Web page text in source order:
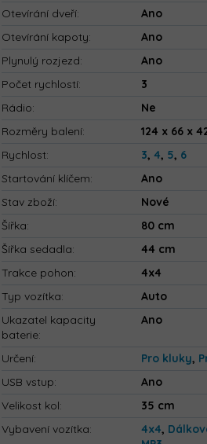
Otevírání dveří:
Ano
Otevírání kapoty:
Ano
Plynulý rozjezd:
Ano
Počet rychlostí:
3
Rádio:
Ne
Rozměry balení:
124 x 66 x
Rychlost: 3,4, 5, 6
Startování klíčem:
Ano
Stav zboží:
Nové
Šířka:
80 cm
Šířka sedadla:
44 cm
Trakce pohon:
4x4
Typ vozítka:
Auto
Ukazatel kapacity
baterie:
Ano
Určení: Pro kluky,
USB vstup:
Ano
Velikost kol:
35 cm
Vybavení vozítka: 4x4,